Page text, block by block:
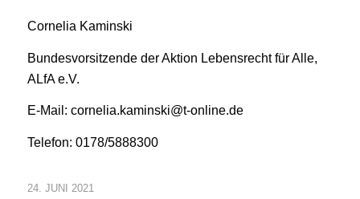
Cornelia Kaminski
Bundesvorsitzende der Aktion Lebensrecht für Alle,
ALfA e.V.
E-Mail: cornelia.kaminski@t-online.de
Telefon: 0178/5888300
24. JUNI 2021